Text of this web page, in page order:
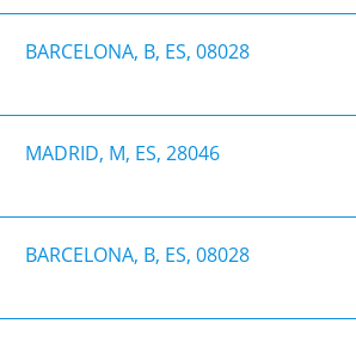
BARCELONA, B, ES, 08028
MADRID, M, ES, 28046
BARCELONA, B, ES, 08028